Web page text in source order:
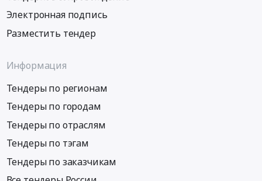
Электронная подпись
Разместить тендер
Информация
Тендеры по регионам
Тендеры по городам
Тендеры по отраслям
Тендеры по тэгам
Тендеры по заказчикам